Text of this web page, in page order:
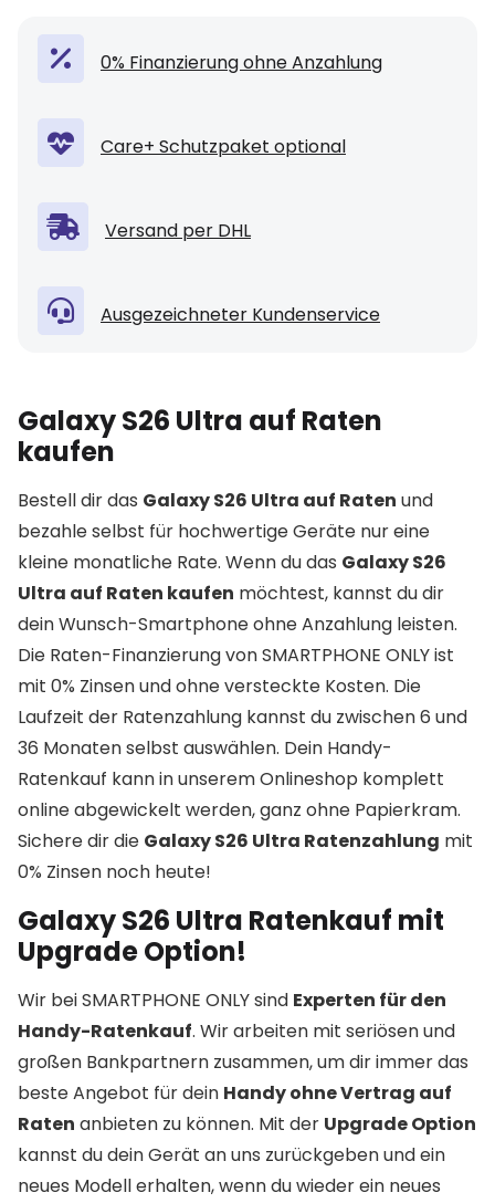
0% Finanzierung ohne Anzahlung
Care+ Schutzpaket optional
Versand per DHL
Ausgezeichneter Kundenservice
Galaxy S26 Ultra auf Raten
kaufen
Bestell dir das Galaxy S26 Ultra auf Raten und
bezahle selbst für hochwertige Geräte nur eine
kleine monatliche Rate. Wenn du das Galaxy S26
Ultra auf Raten kaufen möchtest, kannst du dir
dein Wunsch-Smartphone ohne Anzahlung leisten.
Die Raten-Finanzierung von SMARTPHONE ONLY ist
mit 0% Zinsen und ohne versteckte Kosten. Die
Laufzeit der Ratenzahlung kannst du zwischen 6 und
36 Monaten selbst auswählen. Dein Handy-
Ratenkauf kann in unserem Onlineshop komplett
online abgewickelt werden, ganz ohne Papierkram.
Sichere dir die Galaxy S26 Ultra Ratenzahlung mit
0% Zinsen noch heute!
Galaxy S26 Ultra Ratenkauf mit
Upgrade Option!
Wir bei SMARTPHONE ONLY sind Experten für den
Handy-Ratenkauf. Wir arbeiten mit seriösen und
großen Bankpartnern zusammen, um dir immer das
beste Angebot für dein Handy ohne Vertrag auf
Raten anbieten zu können. Mit der Upgrade Option
kannst du dein Gerät an uns zurückgeben und ein
neues Modell erhalten, wenn du wieder ein neues